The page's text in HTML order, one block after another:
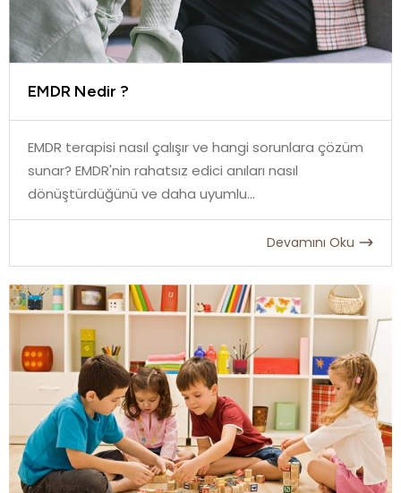
EMDR Nedir ?
EMDR terapisi nasıl çalışır ve hangi sorunlara çözüm
sunar? EMDR'nin rahatsız edici anıları nasıl
dönüştürdüğünü ve daha uyumlu...
Devamını Oku